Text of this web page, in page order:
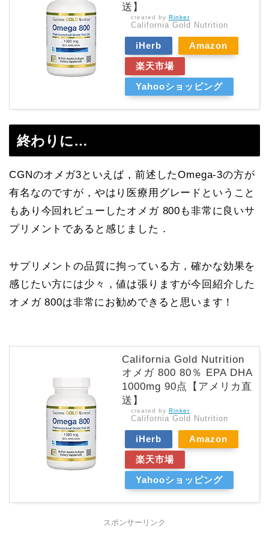
送】
created by Rinker
California Gold Nutrition
iHerb
Amazon
楽天市場
Yahooショッピング
終わりに…
CGNのオメガ3といえば，前述したOmega-3の方が
有名なのですが，やはり医療用グレードということ
もあり今回れビューしたオメガ 800も非常に良いサ
プリメントであると感じました．
サプリメントの品質に拘っている方，確かな効果を
感じたい方には少々，値は張りますが今回紹介した
オメガ 800は非常にお勧めできると思います！
California Gold Nutrition
オメガ 800 80％ EPA DHA
1000mg 90点【アメリカ直
送】
created by Rinker
California Gold Nutrition
iHerb
Amazon
楽天市場
Yahooショッピング
スポンサーリンク